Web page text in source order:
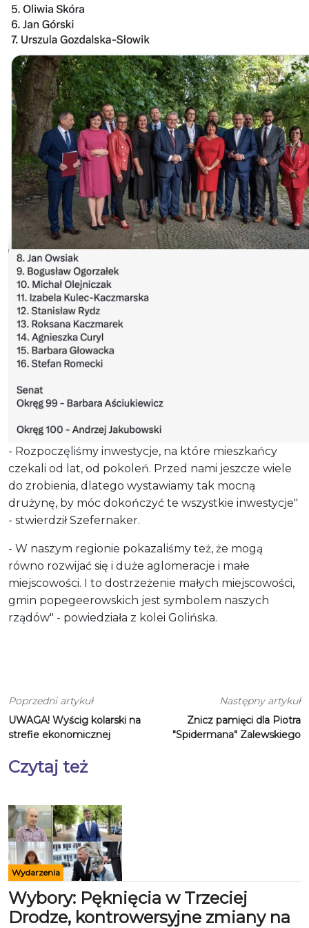
- Rozpoczęliśmy inwestycje, na które mieszkańcy
czekali od lat, od pokoleń. Przed nami jeszcze wiele
do zrobienia, dlatego wystawiamy tak mocną
drużynę, by móc dokończyć te wszystkie inwestycje"
- stwierdził Szefernaker.
- W naszym regionie pokazaliśmy też, że mogą
równo rozwijać się i duże aglomeracje i małe
miejscowości. I to dostrzeżenie małych miejscowości,
gmin popegeerowskich jest symbolem naszych
rządów" - powiedziała z kolei Golińska.
Poprzedni artykuł
UWAGA! Wyścig kolarski na
strefie ekonomicznej
Następny artykuł
Znicz pamięci dla Piotra
"Spidermana" Zalewskiego
Czytaj też
Wydarzenia
Wybory: Pęknięcia w Trzeciej
Drodze, kontrowersyjne zmiany na